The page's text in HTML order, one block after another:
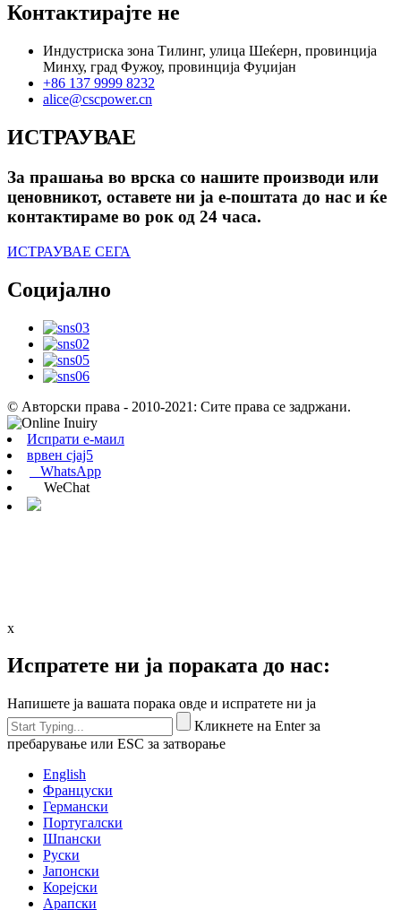
Контактирајте не
Индустриска зона Тилинг, улица Шеќерн, провинција
Минху, град Фужоу, провинција Фуџијан
+86 137 9999 8232
alice@cscpower.cn
ИСТРАУВАЕ
За прашања во врска со нашите производи или
ценовникот, оставете ни ја е-поштата до нас и ќе
контактираме во рок од 24 часа.
ИСТРАУВАЕ СЕГА
Социјално
© Авторски права - 2010-2021: Сите права се задржани.
Испрати е-маил
врвен сјај5
WhatsApp
WeChat
x
Испратете ни ја пораката до нас:
Напишете ја вашата порака овде и испратете ни ја
Кликнете на Enter за
пребарување или ESC за затворање
English
Француски
Германски
Португалски
Шпански
Руски
Јапонски
Корејски
Арапски